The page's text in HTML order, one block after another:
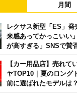
月間
レクサス新型「ES」発
来感あってかっこいい
が高すぎる」SNSで賛
【カー用品店】売れて
ヤTOP10｜夏のロング
前に選ばれたモデルは
年6月版】